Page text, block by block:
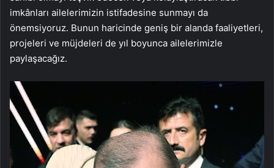
imkânları ailelerimizin istifadesine sunmayı da
önemsiyoruz. Bunun haricinde geniş bir alanda faaliyetleri,
projeleri ve müjdeleri de yıl boyunca ailelerimizle
paylaşacağız.